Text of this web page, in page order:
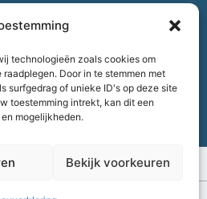
technologieën zoals cookies om
Door in te stemmen met
surfgedrag of unieke ID's op deze site
toestemming intrekt, kan dit een
mogelijkheden.
Bekijk voorkeuren
T